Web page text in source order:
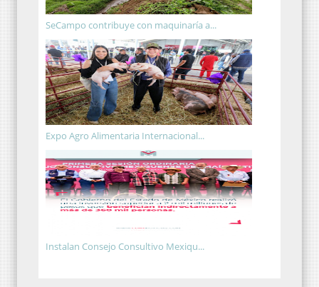
SeCampo contribuye con maquinaría a...
Expo Agro Alimentaria Internacional...
Instalan Consejo Consultivo Mexiqu...